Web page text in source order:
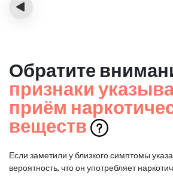
‹
Обратите
признаки
приём
веществ
Если заметили у близкого симптомы
вероятность, что он употребляет